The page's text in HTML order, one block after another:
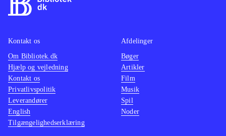
ikke spilbart men består kun af
mellemsekvenserne fra spillet.
og selve spillet er forbedret og med
mere indhold
Spilserien "Final Fantasy" er en af de
mest populære indenfor genren, i
både Vesten og Østen men ellers har
Sony efterhånden genudgivet flere af
de ældre PS2-klassikere i serien
Kontakt os
Om Bibliotek.dk
Hjælp og vejledning
Kontakt os
Privatlivspolitik
Leverandører
English
Tilgængelighedserklæring
Afdelinger
Bøger
Artikler
Film
Musik
Spil
Noder